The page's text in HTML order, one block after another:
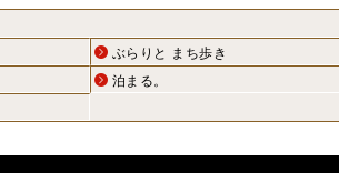
ぶらりと まち歩き
泊まる。